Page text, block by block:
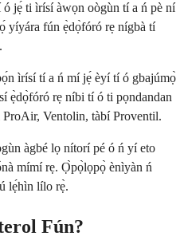
jẹ́ ti ìrísí àwọn oògùn tí a ń pè ní
yíyára fún ẹ̀dọ̀fóró rẹ nígbà tí
ìrísí tí a ń mí jẹ́ èyí tí ó gbajúmọ̀
ẹ̀dọ̀fóró rẹ níbi tí ó ti pọndandan
Ventolin, tàbí Proventil.
àgbé lọ nítorí pé ó ń yí eto
mímí rẹ. Ọ̀pọ̀lọpọ̀ ènìyàn ń
lẹ́hìn lílo rẹ̀.
Fún?